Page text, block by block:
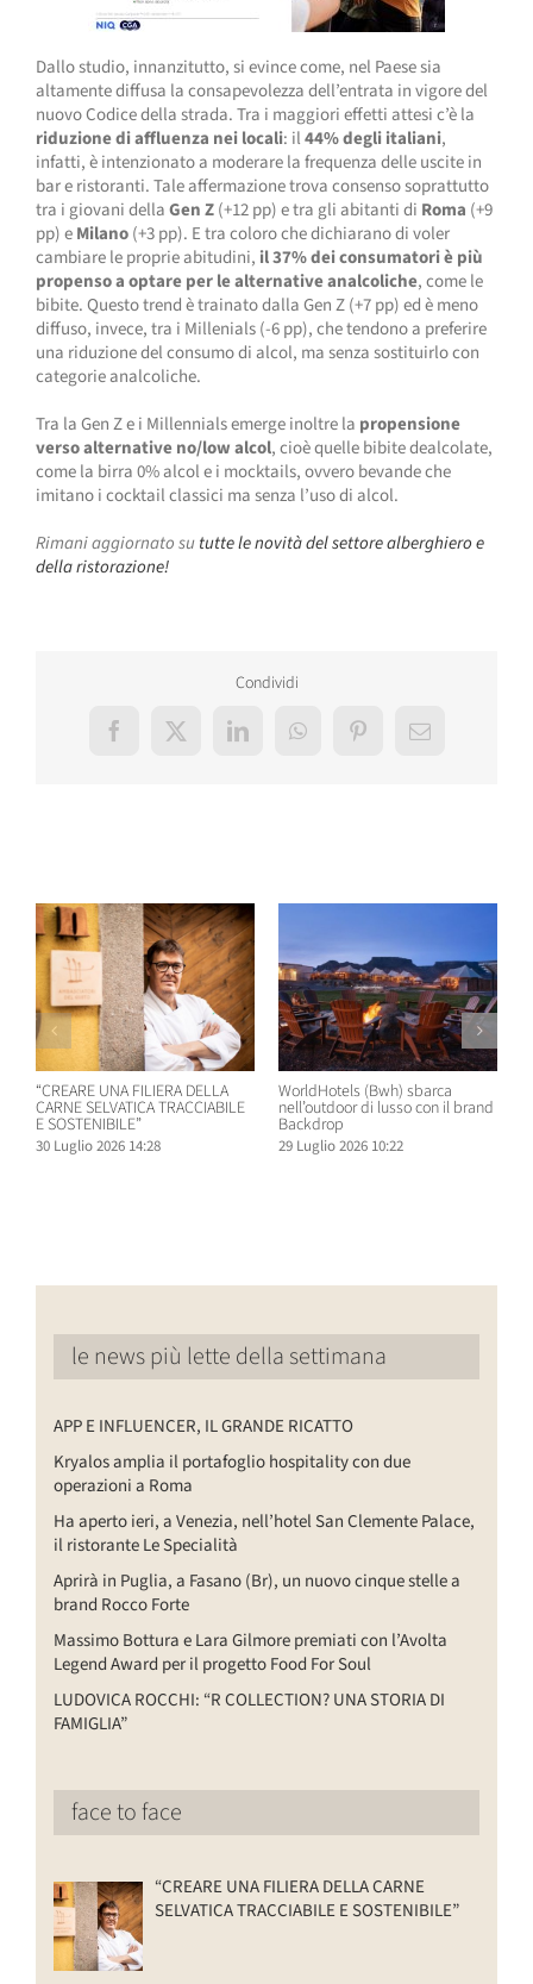
Dallo studio, innanzitutto, si evince come, nel Paese sia
altamente diffusa la consapevolezza dell’entrata in vigore del
nuovo Codice della strada. Tra i maggiori effetti attesi c’è la
riduzione di affluenza nei locali: il44% degli italiani,
infatti, è intenzionato a moderare la frequenza delle uscite in
bar e ristoranti. Tale affermazione trova consenso soprattutto
tra i giovani dellaGen Z(+12 pp) e tra gli abitanti di Roma (+9
pp) eMilano(+3 pp). E tra coloro che dichiarano di voler
cambiare le proprie abitudini, il 37% dei consumatori è più
propenso a optare per le alternative analcoliche, come le
bibite. Questo trend è trainato dalla Gen Z (+7 pp) ed è meno
diffuso, invece, tra i Millenials (-6 pp), che tendono a preferire
una riduzione del consumo di alcol, ma senza sostituirlo con
categorie analcoliche.
Tra la Gen Z e i Millennials emerge inoltre la propensione
verso alternative no/low alcol, cioè quelle bibite dealcolate,
come la birra 0% alcol e i mocktails, ovvero bevande che
imitano i cocktail classici ma senza l’uso di alcol.
Rimani aggiornato sututte le novità del settore alberghiero e
della ristorazione!
Condividi
Facebook
X LinkedInWhatsAppPinterestEmail
“CREARE UNA FILIERA DELLA
CARNE SELVATICA TRACCIABILE
E SOSTENIBILE”
30 Luglio 2026 14:28
WorldHotels (Bwh) sbarca
nell’outdoor di lusso con il brand
Backdrop
29 Luglio 2026 10:22
le news più lette della settimana
APP E INFLUENCER, IL GRANDE RICATTO
Kryalos amplia il portafoglio hospitality con due
operazioni a Roma
Ha aperto ieri, a Venezia, nell’hotel San Clemente Palace,
il ristorante Le Specialità
Aprirà in Puglia, a Fasano (Br), un nuovo cinque stelle a
brand Rocco Forte
Massimo Bottura e Lara Gilmore premiati con l’Avolta
Legend Award per il progetto Food For Soul
LUDOVICA ROCCHI: “R COLLECTION? UNA STORIA DI
FAMIGLIA”
face to face
“CREARE UNA FILIERA DELLA CARNE
SELVATICA TRACCIABILE E SOSTENIBILE”